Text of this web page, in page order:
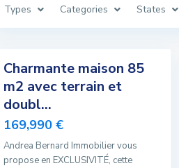
Types Categories States
Charmante maison 85
m2 avec terrain et
doubl...
169,990 €
Andrea Bernard Immobilier vous
propose en EXCLUSIVITÉ, cette